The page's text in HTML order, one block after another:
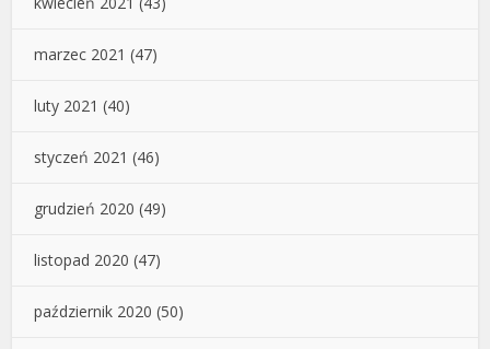
marzec 2021 (47)
luty 2021 (40)
styczeń 2021 (46)
grudzień 2020 (49)
listopad 2020 (47)
październik 2020 (50)